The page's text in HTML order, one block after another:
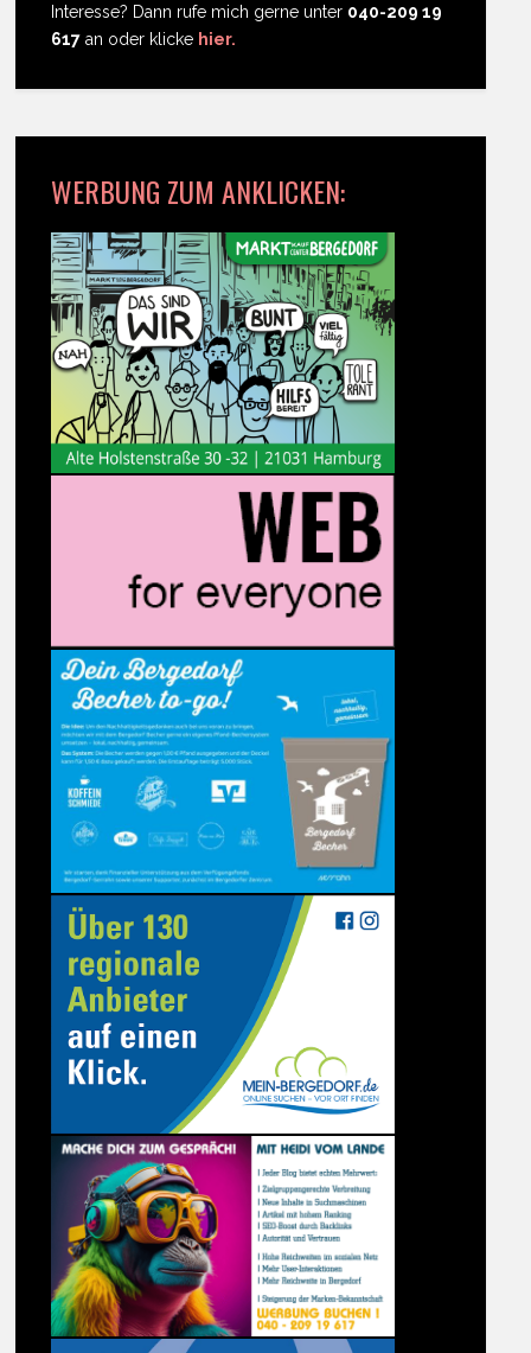
Interesse? Dann rufe mich gerne unter 040-209 19
617 an oder klicke hier.
WERBUNG ZUM ANKLICKEN: